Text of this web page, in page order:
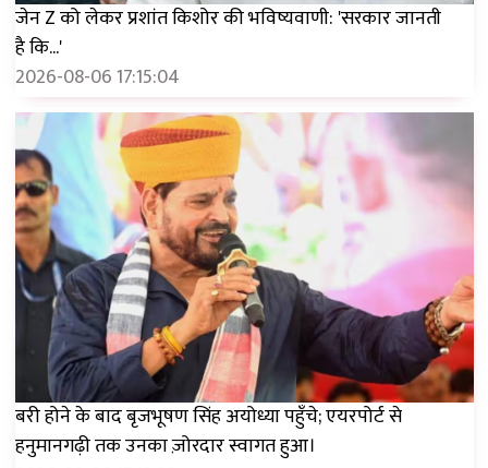
जेन Z को लेकर प्रशांत किशोर की भविष्यवाणी: 'सरकार जानती
है कि...'
2026-08-06 17:15:04
बरी होने के बाद बृजभूषण सिंह अयोध्या पहुँचे; एयरपोर्ट से
हनुमानगढ़ी तक उनका ज़ोरदार स्वागत हुआ।